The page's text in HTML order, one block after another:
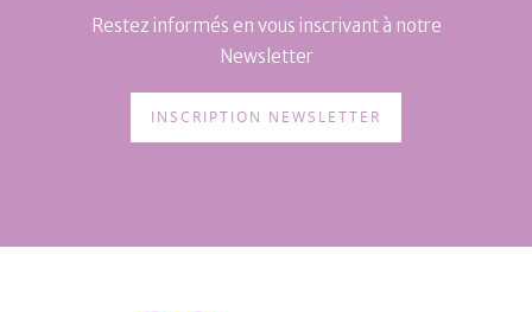
Restez informés en vous inscrivant à notre
Newsletter
INSCRIPTION NEWSLETTER